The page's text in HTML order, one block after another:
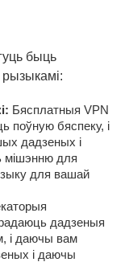
быць
Бясплатныя VPN
поўную бяспеку, і
дадзеных і
мішэнню для
для вашай
дадзеныя
і даючы вам
і даючы